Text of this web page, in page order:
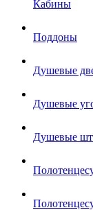
Кабины
Поддоны
Душевые
Душевые
Душевые